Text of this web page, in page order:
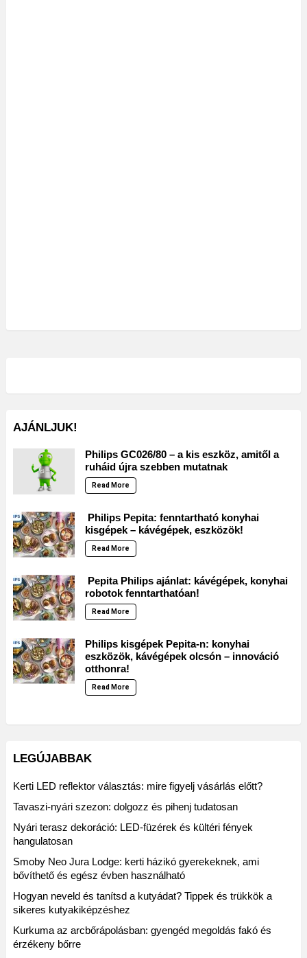
AJÁNLJUK!
Philips GC026/80 – a kis eszköz, amitől a
ruháid újra szebben mutatnak
Read More
Philips Pepita: fenntartható konyhai
kisgépek – kávégépek, eszközök!
Read More
Pepita Philips ajánlat: kávégépek, konyhai
robotok fenntarthatóan!
Read More
Philips kisgépek Pepita-n: konyhai
eszközök, kávégépek olcsón – innováció
otthonra!
Read More
LEGÚJABBAK
Kerti LED reflektor választás: mire figyelj vásárlás előtt?
Tavaszi-nyári szezon: dolgozz és pihenj tudatosan
Nyári terasz dekoráció: LED-füzérek és kültéri fények
hangulatosan
Smoby Neo Jura Lodge: kerti házikó gyerekeknek, ami
bővíthető és egész évben használható
Hogyan neveld és tanítsd a kutyádat? Tippek és trükkök a
sikeres kutyakiképzéshez
Kurkuma az arcbőrápolásban: gyengéd megoldás fakó és
érzékeny bőrre